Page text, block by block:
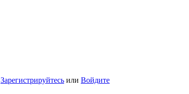
Зарегистрируйтесь или Войдите